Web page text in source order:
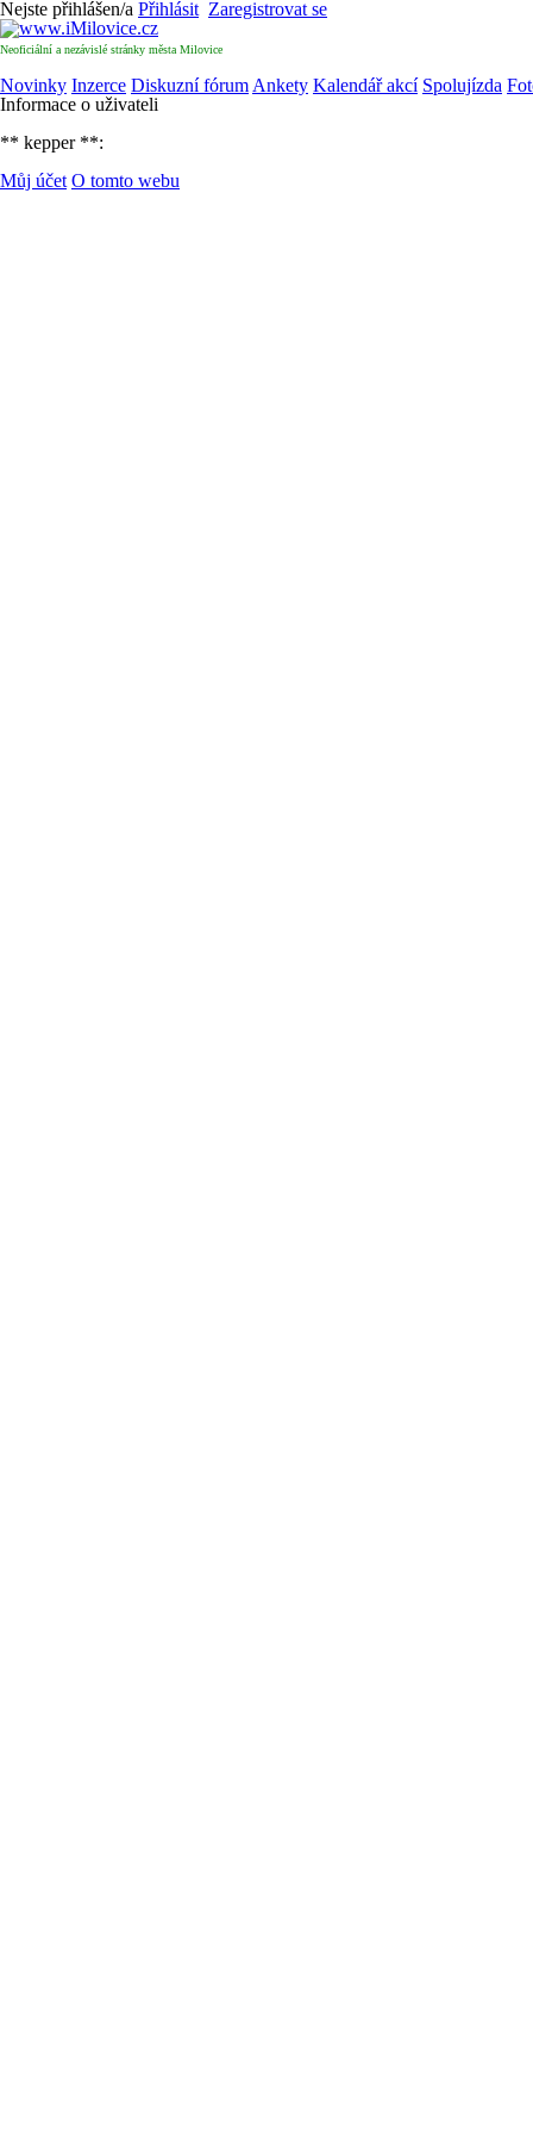
Nejste přihlášen/a Přihlásit Zaregistrovat se
Neoficiální a nezávislé stránky města Milovice
Novinky Inzerce Diskuzní fórum Ankety Kalendář akcí Spolujízda
Informace o uživateli
** kepper **:
Můj účet O tomto webu